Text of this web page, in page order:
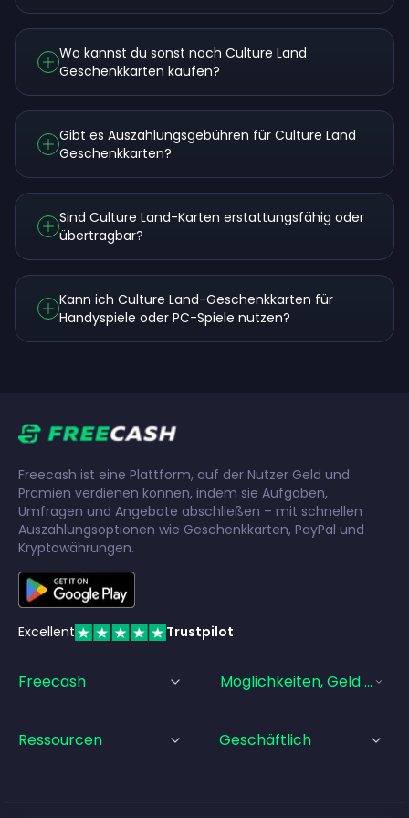
Wo kannst du sonst noch Culture Land
Geschenkkarten kaufen?
Gibt es Auszahlungsgebühren für Culture Land
Geschenkkarten?
Sind Culture Land-Karten erstattungsfähig oder
übertragbar?
Kann ich Culture Land-Geschenkkarten für
Handyspiele oder PC-Spiele nutzen?
Freecash ist eine Plattform, auf der Nutzer Geld und
Prämien verdienen können, indem sie Aufgaben,
Umfragen und Angebote abschließen – mit schnellen
Auszahlungsoptionen wie Geschenkkarten, PayPal und
Kryptowährungen.
Excellent Trustpilot
Freecash Möglichkeiten, Geld Zu
Ressourcen Geschäftlich